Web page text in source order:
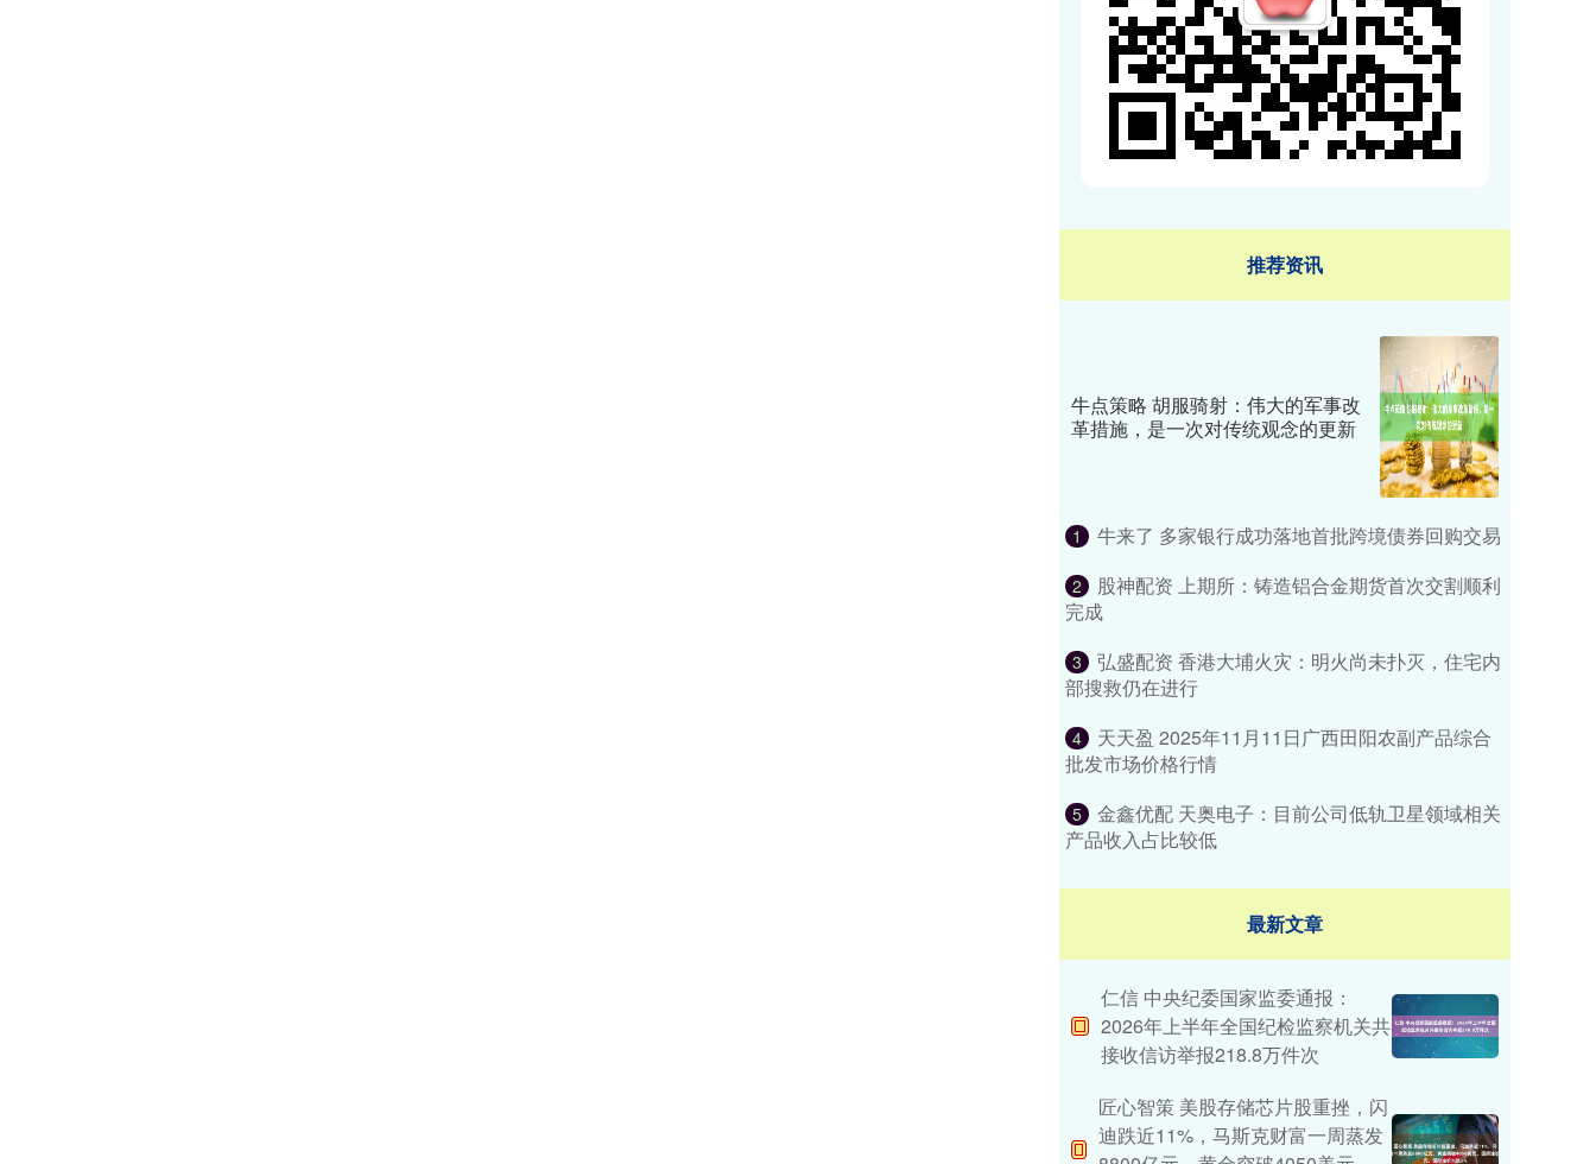
推荐资讯
牛点策略 胡服骑射：伟大的军事改
革措施，是一次对传统观念的更新
1 牛来了 多家银行成功落地首批跨境债券回购交易
2
股神配资 上期所：铸造铝合金期货首次交割顺利
完成
3
弘盛配资 香港大埔火灾：明火尚未扑灭，住宅内
部搜救仍在进行
4
天天盈 2025年11月11日广西田阳农副产品综合
批发市场价格行情
5
金鑫优配 天奥电子：目前公司低轨卫星领域相关
产品收入占比较低
最新文章
仁信 中央纪委国家监委通报：
2026年上半年全国纪检监察机关共
接收信访举报218.8万件次
匠心智策 美股存储芯片股重挫，闪
迪跌近11%，马斯克财富一周蒸发